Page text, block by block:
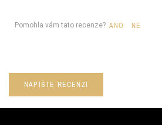
Pomohla vám tato recenze? ANO NE
NAPIŠTE RECENZI